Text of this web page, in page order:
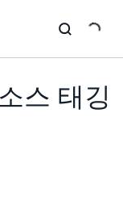
스 태깅